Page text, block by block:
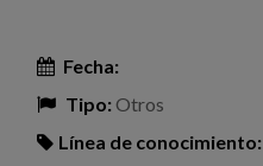
Fecha:
Tipo:Otros
Línea de conocimiento: